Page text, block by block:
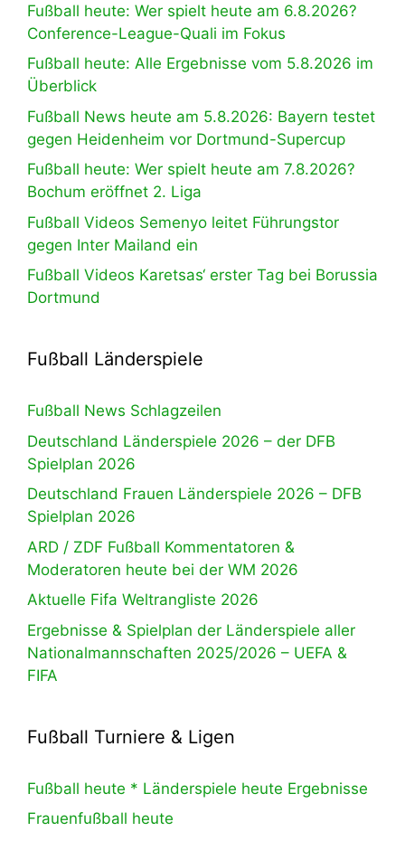
Fußball heute: Wer spielt heute am 6.8.2026?
Conference-League-Quali im Fokus
Fußball heute: Alle Ergebnisse vom 5.8.2026 im
Überblick
Fußball News heute am 5.8.2026: Bayern testet
gegen Heidenheim vor Dortmund-Supercup
Fußball heute: Wer spielt heute am 7.8.2026?
Bochum eröffnet 2. Liga
Fußball Videos Semenyo leitet Führungstor
gegen Inter Mailand ein
Fußball Videos Karetsas‘ erster Tag bei Borussia
Dortmund
Fußball Länderspiele
Fußball News Schlagzeilen
Deutschland Länderspiele 2026 – der DFB
Spielplan 2026
Deutschland Frauen Länderspiele 2026 – DFB
Spielplan 2026
ARD / ZDF Fußball Kommentatoren &
Moderatoren heute bei der WM 2026
Aktuelle Fifa Weltrangliste 2026
Ergebnisse & Spielplan der Länderspiele aller
Nationalmannschaften 2025/2026 – UEFA &
FIFA
Fußball Turniere & Ligen
Fußball heute * Länderspiele heute Ergebnisse
Frauenfußball heute